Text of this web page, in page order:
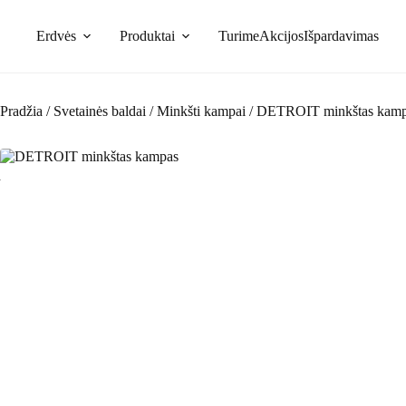
contentErdvės Produktai TurimeAkcijosIšpardavimas
Pradžia / Svetainės baldai / Minkšti kampai / DETROIT minkštas
-10%